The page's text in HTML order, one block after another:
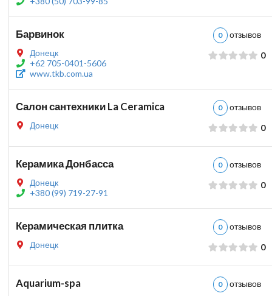
Барвинок 0
Донецк
+62 705-0401-5606
www.tkb.com.ua
0
Салон сантехники La Ceramica 0
Донецк
0
Керамика Донбасса 0
Донецк
+380 (99) 719-27-91
0
Керамическая плитка 0
Донецк
0
Aquarium-spa 0